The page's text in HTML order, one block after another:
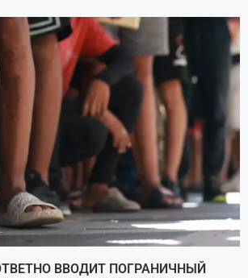
ВВОДИТ ПОГРАНИЧНЫЙ